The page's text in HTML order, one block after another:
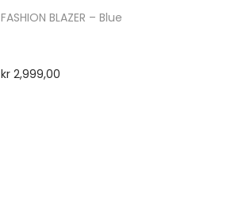
FASHION BLAZER – Blue
kr2,999,00